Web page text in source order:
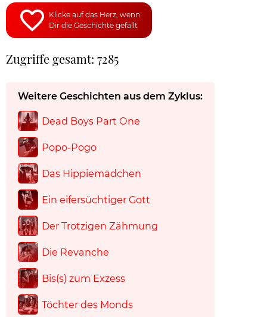
Klicke auf das Herz, wenn
Dir die Geschichte gefällt
Zugriffe gesamt: 7285
Weitere Geschichten aus dem Zyklus:
Dead Boys Part One
Popo-Pogo
Das Hippiemädchen
Ein eifersüchtiger Gott
Der Trotzigen Zähmung
Die Revanche
Bis(s) zum Exzess
Töchter des Monds